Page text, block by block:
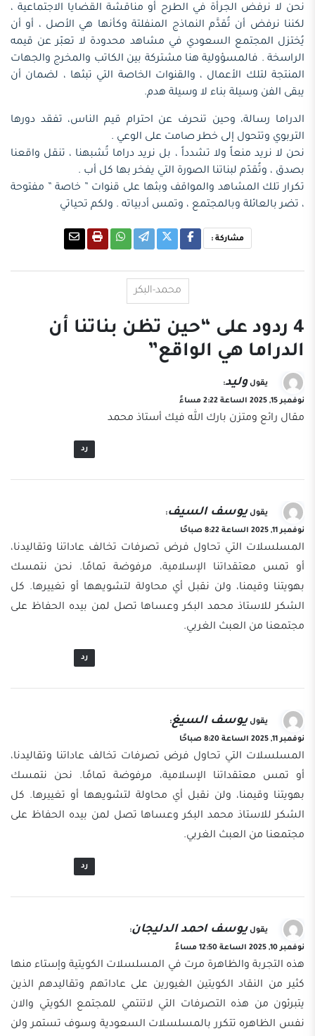
نحن لا نرفض الجرأة في الطرح أو مناقشة القضايا الاجتماعية ،
لكننا نرفض أن تُقدَّم النماذج المنفلتة وكأنها هي الأصل ، أو أن
يُختزل المجتمع السعودي في مشاهد محدودة لا تعبّر عن قيمه
الراسخة . فالمسؤولية هنا مشتركة بين الكاتب والمخرج والجهات
المنتجة لتلك الأعمال ، والقنوات الخاصة التي تبثها ، لضمان أن
يبقى الفن وسيلة بناء لا وسيلة هدم.
الدراما رسالة، وحين تنحرف عن احترام قيم الناس، تفقد دورها
التربوي وتتحول إلى خطر صامت على الوعي .
نحن لا نريد منعاً ولا تشدداً ، بل نريد دراما تُشبهنا ، تنقل واقعنا
بصدق ، وتُقدّم لبناتنا الصورة التي يفخر بها كل أب .
تكرار تلك المشاهد والمواقف وبثها على قنوات ” خاصة ” مفتوحة
، تضر بالعائلة وبالمجتمع ، وتمس أدبياته . ولكم تحياتي
مشاركة :
محمد-البكر
4 ردود على “حين تظن بناتنا أن
الدراما هي الواقع”
يقول وليد:
نوفمبر 15, 2025 الساعة 2:22 مساءً
مقال رائع ومتزن بارك الله فيك أستاذ محمد
رد
يقول يوسف السيف:
نوفمبر 11, 2025 الساعة 8:22 صباحًا
المسلسلات التي تحاول فرض تصرفات تخالف عاداتنا وتقاليدنا،
أو تمس معتقداتنا الإسلامية، مرفوضة تمامًا. نحن نتمسك
بهويتنا وقيمنا، ولن نقبل أي محاولة لتشويهها أو تغييرها. كل
الشكر للاستاذ محمد البكر وعساها تصل لمن بيده الحفاظ على
مجتمعنا من العبث الغربي.
رد
يقول يوسف السيغ:
نوفمبر 11, 2025 الساعة 8:20 صباحًا
المسلسلات التي تحاول فرض تصرفات تخالف عاداتنا وتقاليدنا،
أو تمس معتقداتنا الإسلامية، مرفوضة تمامًا. نحن نتمسك
بهويتنا وقيمنا، ولن نقبل أي محاولة لتشويهها أو تغييرها. كل
الشكر للاستاذ محمد البكر وعساها تصل لمن بيده الحفاظ على
مجتمعنا من العبث الغربي.
رد
يقول يوسف احمد الدليجان:
نوفمبر 10, 2025 الساعة 12:50 مساءً
هذه التجربة والظاهرة مرت في المسلسلات الكويتية وإستاء منها
كثير من النقاد الكويتين الغيورين على عاداتهم وتقاليدهم الذين
يتبرئون من هذه التصرفات التي لاتنتمي للمجتمع الكويتي والان
نفس الظاهره تتكرر بالمسلسلات السعودية وسوف تستمر ولن